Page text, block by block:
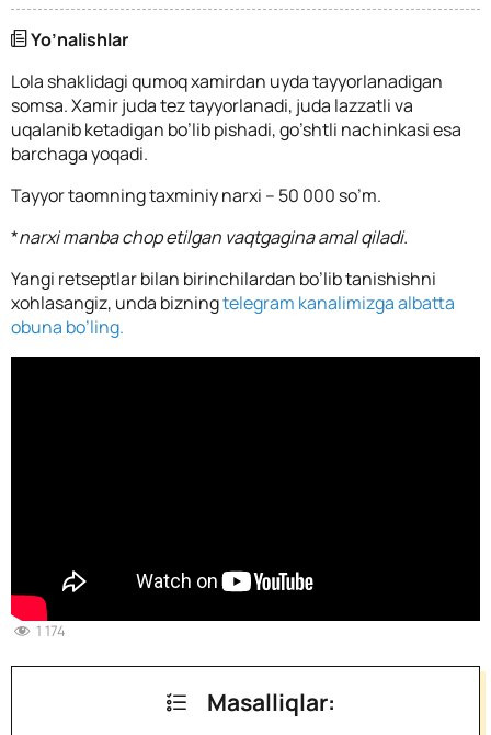
Yo’nalishlar
Lola shaklidagi qumoq xamirdan uyda tayyorlanadigan
somsa. Xamir juda tez tayyorlanadi, juda lazzatli va
uqalanib ketadigan bo’lib pishadi, go’shtli nachinkasi esa
barchaga yoqadi.
Tayyor taomning taxminiy narxi – 50 000 so’m.
*narxi manba chop etilgan vaqtgagina amal qiladi.
Yangi retseptlar bilan birinchilardan bo’lib tanishishni
xohlasangiz, unda bizningtelegram kanalimizga albatta
obuna bo’ling.
1 174
Masalliqlar: